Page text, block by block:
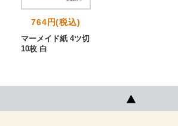
764円(税込)
マーメイド紙 4ツ切
10枚 白